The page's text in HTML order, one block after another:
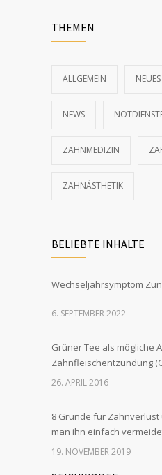
THEMEN
ALLGEMEIN
NEWS
ZAHNMEDIZIN
ZAHNÄSTHETIK
BELIEBTE INHALTE
Wechseljahrsymptom
6. SEPTEMBER 2022
Grüner Tee als mögliche
Zahnfleischentzündung
26. APRIL 2016
8 Gründe für Zahnverlust
man ihn einfach
19. NOVEMBER 2019